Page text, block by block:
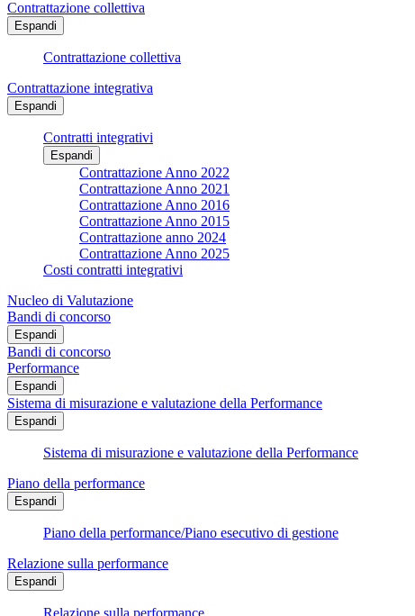
Contrattazione collettiva
Espandi
Contrattazione collettiva
Contrattazione integrativa
Espandi
Contratti integrativi
Espandi
Contrattazione Anno 2022
Contrattazione Anno 2021
Contrattazione Anno 2016
Contrattazione Anno 2015
Contrattazione anno 2024
Contrattazione Anno 2025
Costi contratti integrativi
Nucleo di Valutazione
Bandi di concorso
Espandi
Bandi di concorso
Performance
Espandi
Sistema di misurazione e valutazione della Performance
Espandi
Sistema di misurazione e valutazione della Performance
Piano della performance
Espandi
Piano della performance/Piano esecutivo di gestione
Relazione sulla performance
Espandi
Relazione sulla performance